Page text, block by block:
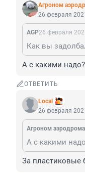
Агроном
26 февраля
AGP26 февраля
А с какими надо?
ОТВЕТИТЬ
Local
26 февраля
Агроном аэродрома
А с какими
За пластиковые